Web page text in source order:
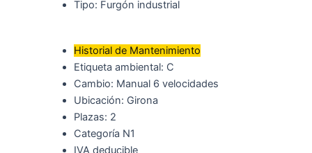
Tipo: Furgón industrial
Historial de Mantenimiento
Etiqueta ambiental: C
Cambio: Manual 6 velocidades
Ubicación: Girona
Plazas: 2
Categoría N1
IVA deducible